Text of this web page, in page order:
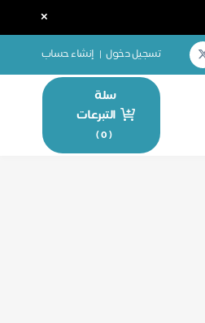
×
تسجيل دخول | إنشاء حساب
سلة
التبرعات
(
0
)